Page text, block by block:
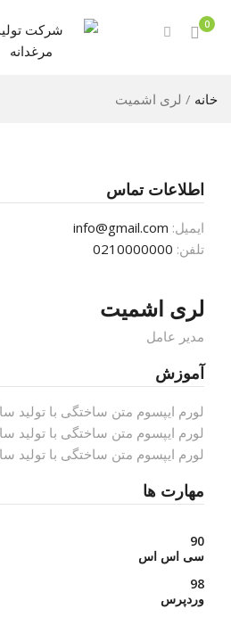
0
خانه / لری اشمیت
اطلاعات تماس
ایمیل: info@gmail.com
تلفن: 0210000000
لری اشمیت
مدیر عامل
آموزش
لورم ایپسوم متن ساختگی با تولید
لورم ایپسوم متن ساختگی با تولید
لورم ایپسوم متن ساختگی با تولید
مهارت ها
سی اس اس
90
وردپرس
98